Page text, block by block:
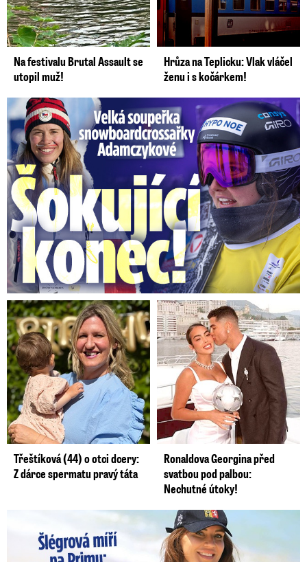
Na festivalu Brutal Assault se
utopil muž!
Hrůza na Teplicku: Vlak vláčel
ženu i s kočárkem!
Velká soupeřka Adamczykové: Šokující konec!
Třeštíková (44) o otci dcery:
Z dárce spermatu pravý táta
Ronaldova Georgina před
svatbou pod palbou:
Nechutné útoky!
Lucie Šlégrová míří na Primu. Překvapení pro sporťáky!